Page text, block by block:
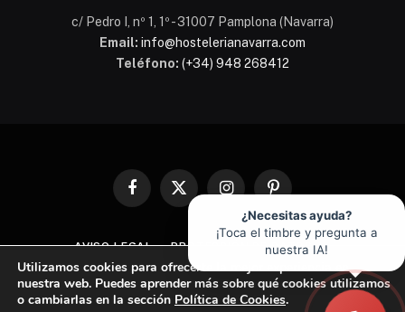
¿Necesitas ayuda?
¡Toca el timbre y pregunta a
nuestra IA!
c/ Pedro I, nº 1, 1º - 31007 Pamplona (Navarra)
Email: info@hostelerianavarra.com
Teléfono: (+34) 948 268412
Facebook
X
(Twitter)
InstagramPinterest
AVISO LEGAL PROTECCIÓN DE DATOS
POLÍTICA DE COOKIES
Utilizamos cookies para ofrecerte la mejor experiencia en
nuestra web. Puedes aprender más sobre qué cookies utilizamos
o cambiarlas en la sección Política de Cookies.